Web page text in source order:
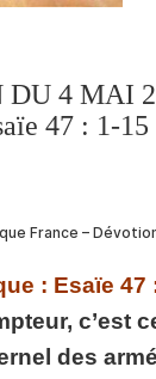
4 MAI
47 : 1-15
: Esaïe 47
c’est
des